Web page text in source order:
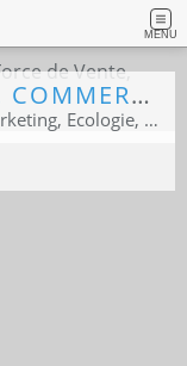
MENU
ECONOMIE, MARKETING, COMMERCE, FORCE DE VENTE, ECOLOGIE
Magazine d’Economie, Commercial, Marketing, Ecologie, Sport business